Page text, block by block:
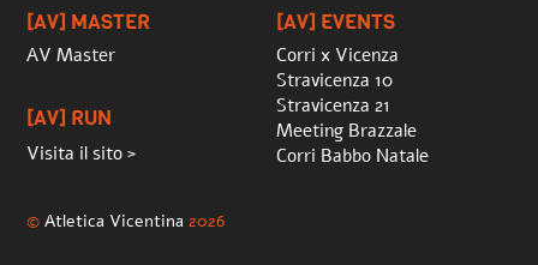
[AV] MASTER
AV Master
[AV] RUN
Visita il sito >
[AV] EVENTS
Corri x Vicenza
Stravicenza 10
Stravicenza 21
Meeting Brazzale
Corri Babbo Natale
©Atletica Vicentina 2026